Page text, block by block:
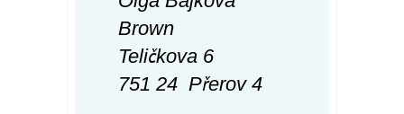
Brown
Teličkova 6
751 24 Přerov 4